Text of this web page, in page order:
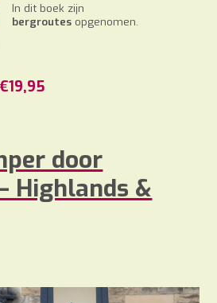
In dit boek zijn
bergroutes opgenomen.
€19,95
door
Highlands &